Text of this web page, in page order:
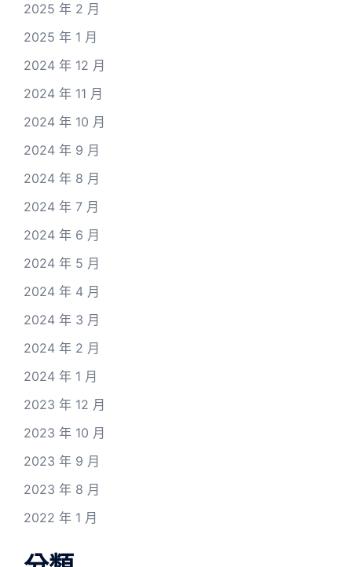
2025 年 2 月
2025 年 1 月
2024 年 12 月
2024 年 11 月
2024 年 10 月
2024 年 9 月
2024 年 8 月
2024 年 7 月
2024 年 6 月
2024 年 5 月
2024 年 4 月
2024 年 3 月
2024 年 2 月
2024 年 1 月
2023 年 12 月
2023 年 10 月
2023 年 9 月
2023 年 8 月
2022 年 1 月